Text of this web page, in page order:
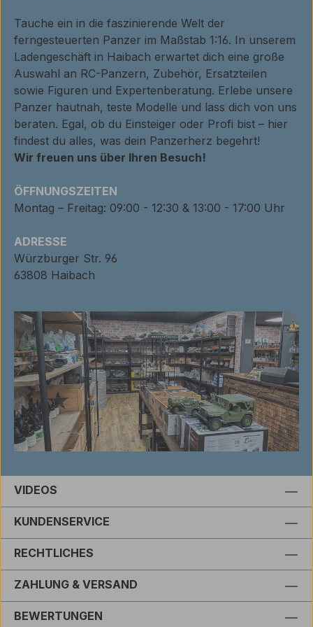
Tauche ein in die faszinierende Welt der
ferngesteuerten Panzer im Maßstab 1:16. In unserem
Ladengeschäft in Haibach erwartet dich eine große
Auswahl an RC-Panzern, Zubehör, Ersatzteilen
sowie Figuren und Expertenberatung. Erlebe unsere
Panzer hautnah, teste Modelle und lass dich von uns
beraten. Egal, ob du Einsteiger oder Profi bist – hier
findest du alles, was dein Panzerherz begehrt!
Wir freuen uns über Ihren Besuch!
ÖFFNUNGSZEITEN
Montag – Freitag: 09:00 - 12:30 & 13:00 - 17:00 Uhr
ADRESSE
Würzburger Str. 96
63808 Haibach
VIDEOS
KUNDENSERVICE
RECHTLICHES
ZAHLUNG & VERSAND
BEWERTUNGEN